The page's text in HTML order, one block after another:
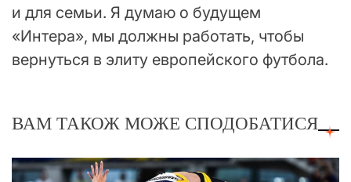
и для семьи. Я думаю о будущем
«Интера», мы должны работать, чтобы
вернуться в элиту европейского футбола.
ВАМ ТАКОЖ МОЖЕ СПОДОБАТИСЯ